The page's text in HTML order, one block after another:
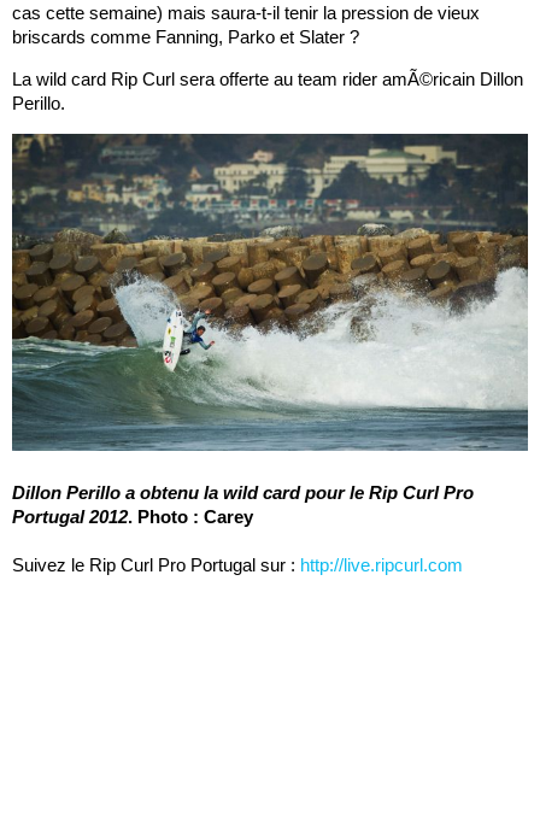
cas cette semaine) mais saura-t-il tenir la pression de vieux
briscards comme Fanning, Parko et Slater ?
La wild card Rip Curl sera offerte au team rider amÃ©ricain Dillon
Perillo.
Dillon Perillo a obtenu la wild card pour le Rip Curl Pro
Portugal 2012. Photo : Carey
Suivez le Rip Curl Pro Portugal sur : http://live.ripcurl.com